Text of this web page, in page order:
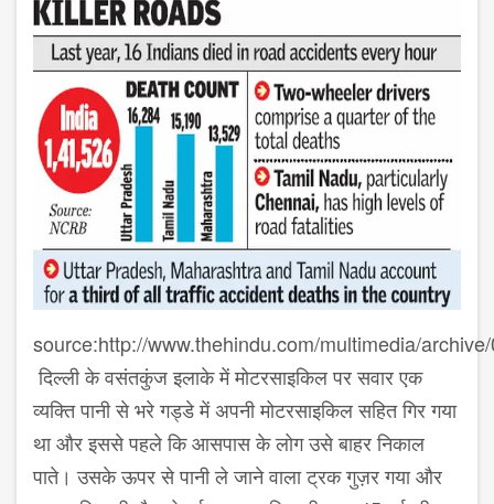
source:http://www.thehindu.com/multimedia/
दिल्ली के वसंतकुंज इलाके में मोटरसाइकिल पर सवार एक
व्यक्ति पानी से भरे गड्डे में अपनी मोटरसाइकिल सहित गिर गया
था और इससे पहले कि आसपास के लोग उसे बाहर निकाल
पाते। उसके ऊपर से पानी ले जाने वाला ट्रक गुज़र गया और